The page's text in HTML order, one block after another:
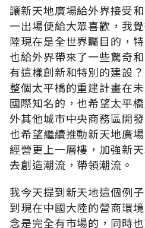
讓新天地廣場給外界接受
一出場便給大眾喜歡，我
陸現在是全世界矚目的，
也給外界帶來了一些驚奇
有這樣創新和特別的建設
整個太平橋的重建計畫在
國際知名的，也希望太平
外其他城市中央商務區開
也希望繼續推動新天地廣
經營更上一層樓，加強新
去創造潮流，帶領潮流。
我今天提到新天地這個例
到現在中國大陸的營商環
念是完全有市場的，同時